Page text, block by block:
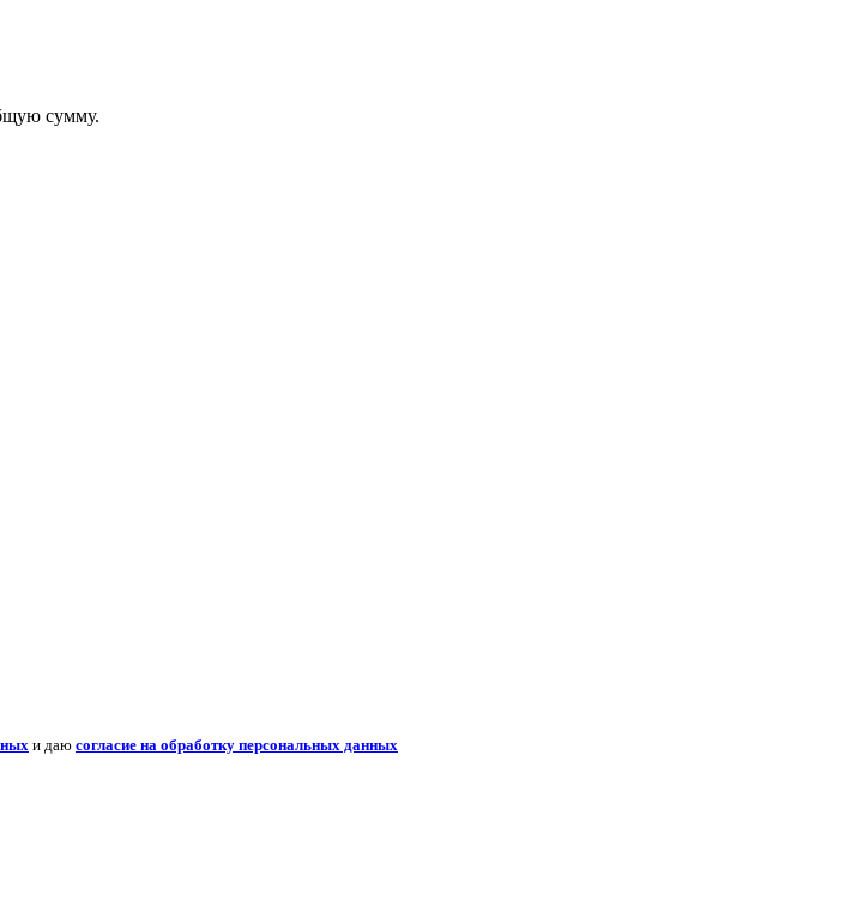
сумму.
и даю согласие на обработку персональных данных